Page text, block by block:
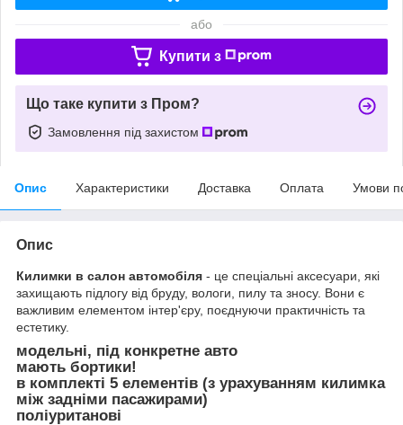
або
Купити з
Що таке купити з Пром?
Замовлення під захистом
Опис Характеристики Доставка Оплата Умови
Опис
Килимки в салон автомобіля - це спеціальні аксесуари, які
захищають підлогу від бруду, вологи, пилу та зносу. Вони є
важливим елементом інтер'єру, поєднуючи практичність та
естетику.
модельні, під конкретне авто
мають бортики!
в комплекті 5 елементів (з урахуванням килимка
між задніми пасажирами)
поліуританові